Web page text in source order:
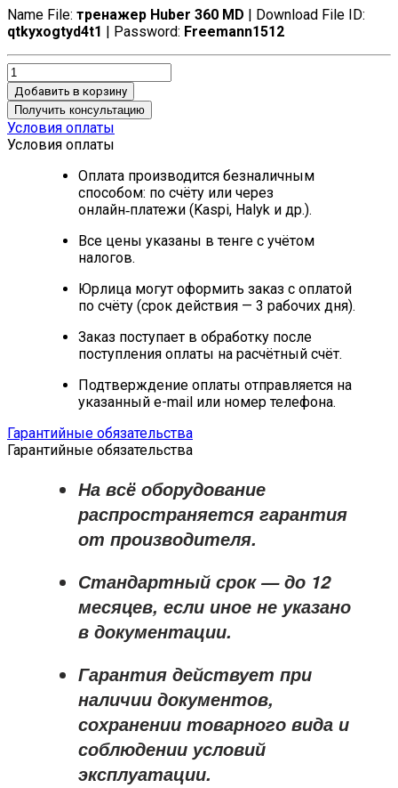
Name File: тренажер Huber 360 MD | Download File ID:
qtkyxogtyd4t1
| Password: Freemann1512
Добавить в корзину
Получить консультацию
Условия оплаты
Условия оплаты
Оплата производится безналичным
способом: по счёту или через
онлайн‑платежи (Kaspi, Halyk и др.).
Все цены указаны в тенге с учётом
налогов.
Юрлица могут оформить заказ с оплатой
по счёту (срок действия — 3 рабочих дня).
Заказ поступает в обработку после
поступления оплаты на расчётный счёт.
Подтверждение оплаты отправляется на
указанный e-mail или номер телефона.
Гарантийные обязательства
Гарантийные обязательства
На всё оборудование
распространяется гарантия
от производителя.
Стандартный срок — до 12
месяцев, если иное не указано
в документации.
Гарантия действует при
наличии документов,
сохранении товарного вида и
соблюдении условий
эксплуатации.